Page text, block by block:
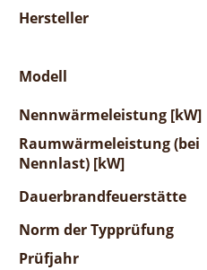
Hersteller
Modell
Nennwärmeleistung [kW]
Raumwärmeleistung (bei
Nennlast) [kW]
Dauerbrandfeuerstätte
Norm der Typprüfung
Prüfjahr